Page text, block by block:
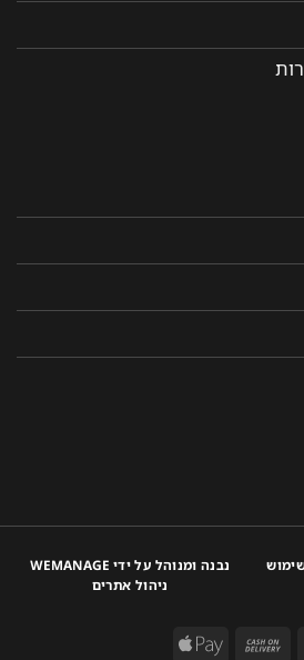
נבנה ומנוהל על ידי WEMANAGE
ניהול אתרים